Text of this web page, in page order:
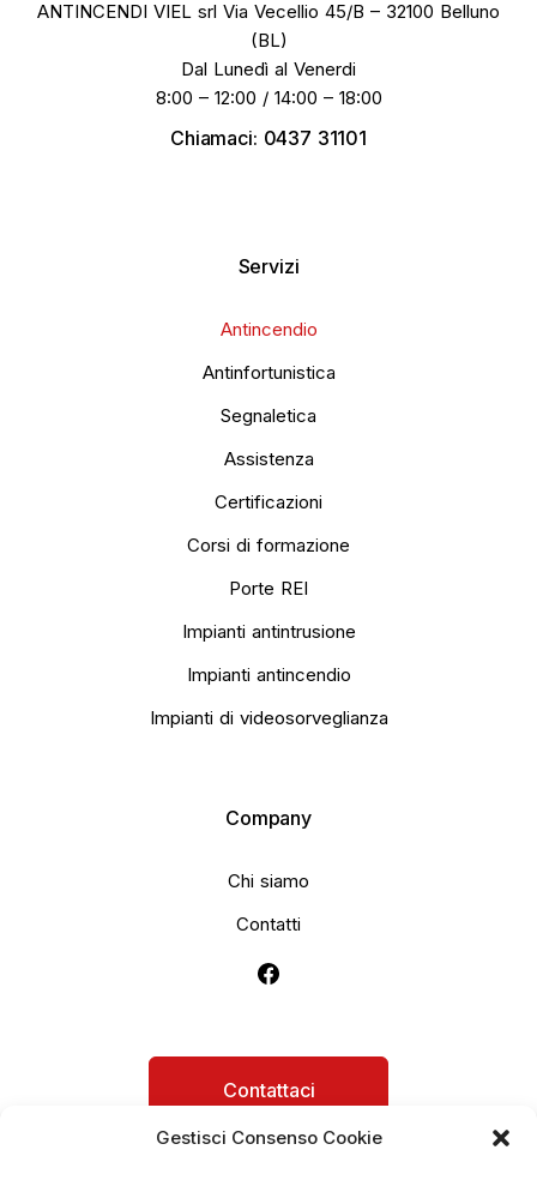
Gestisci Consenso Cookie
ANTINCENDI VIEL srl Via Vecellio 45/B – 32100 Belluno
(BL)
Dal Lunedì al Venerdi
8:00 – 12:00 / 14:00 – 18:00
Chiamaci: 0437 31101
Servizi
Antincendio
Antinfortunistica
Segnaletica
Assistenza
Certificazioni
Corsi di formazione
Porte REI
Impianti antintrusione
Impianti antincendio
Impianti di videosorveglianza
Company
Chi siamo
Contatti
Contattaci